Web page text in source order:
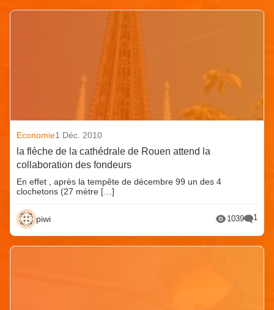
Economie1 Déc. 2010
la flèche de la cathédrale de Rouen attend la
collaboration des fondeurs
En effet , après la tempête de décembre 99 un des 4
clochetons (27 mètre […]
piwi 1039 1